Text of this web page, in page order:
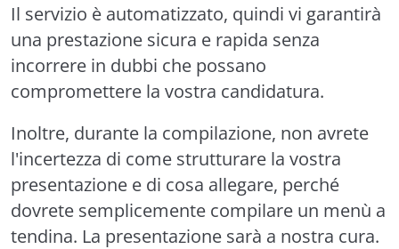
Il servizio è automatizzato, quindi vi garantirà
una prestazione sicura e rapida senza
incorrere in dubbi che possano
compromettere la vostra candidatura.
Inoltre, durante la compilazione, non avrete
l'incertezza di come strutturare la vostra
presentazione e di cosa allegare, perché
dovrete semplicemente compilare un menù a
tendina. La presentazione sarà a nostra cura.